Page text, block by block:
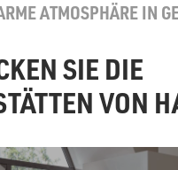
ATMOSPHÄRE IN
SIE DIE
VON